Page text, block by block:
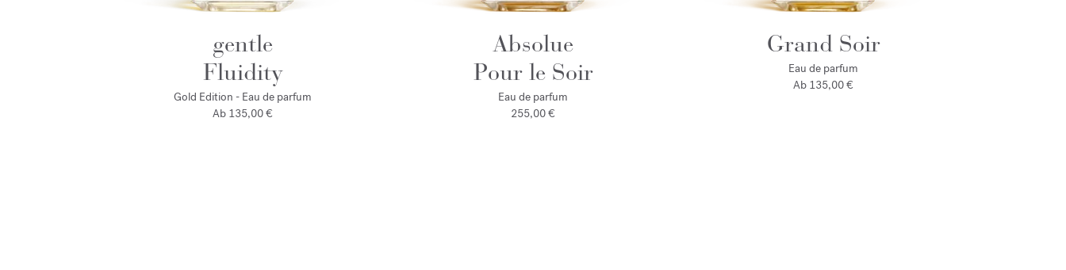
gentle
Fluidity
Gold Edition - Eau de parfum
Ab 135,00 €
Absolue
Pour le Soir
Eau de parfum
255,00 €
Grand Soir
Eau de parfum
Ab 135,00 €